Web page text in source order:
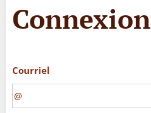
Connexion
Courriel